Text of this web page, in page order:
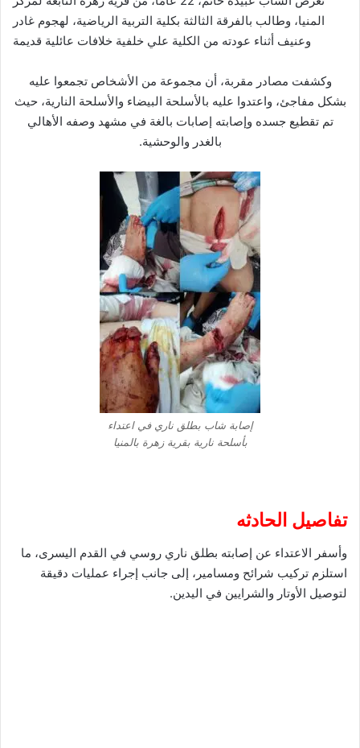
المنيا، وطالب بالفرقة الثالثة بكلية التربية الرياضية، لهجوم غادر
وعنيف أثناء عودته من الكلية علي خلفية خلافات عائلية قديمة
وكشفت مصادر مقربة، أن مجموعة من الأشخاص تجمعوا عليه
بشكل مفاجئ، واعتدوا عليه بالأسلحة البيضاء والأسلحة النارية، حيث
تم تقطيع جسده وإصابته إصابات بالغة في مشهد وصفه الأهالي
بالغدر والوحشية.
إصابة شاب بطلق ناري في اعتداء
بأسلحة نارية بقرية زهرة بالمنيا
تفاصيل الحادثه
وأسفر الاعتداء عن إصابته بطلق ناري روسي في القدم اليسرى، ما
استلزم تركيب شرائح ومسامير، إلى جانب إجراء عمليات دقيقة
لتوصيل الأوتار والشرايين في اليدين.